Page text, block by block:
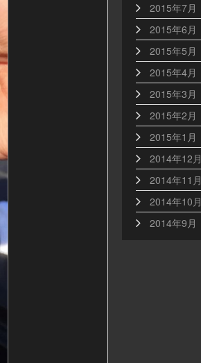
2015年7月
2015年6月
2015年5月
2015年4月
2015年3月
2015年2月
2015年1月
2014年12月
2014年11月
2014年10月
2014年9月